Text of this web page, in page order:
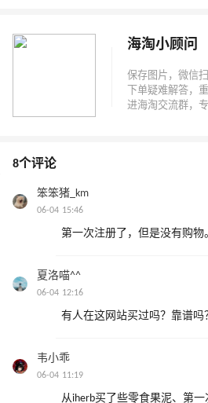
海淘小顾问
8个评论
笨笨猪_km
06-04 15:46
第一次注册了，但是没有购物
夏洛喵^^
06-04 12:16
有人在这网站买过吗？靠谱吗
韦小乖
06-04 11:19
从iherb买了些零食果泥、第